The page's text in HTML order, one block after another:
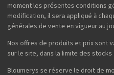
moment les présentes conditions
modification, il sera appliqué à
générales de vente en vigueur au
Nos offres de produits et prix sont
sur le site, dans la limite des stocks
Bloumerys se réserve le droit de